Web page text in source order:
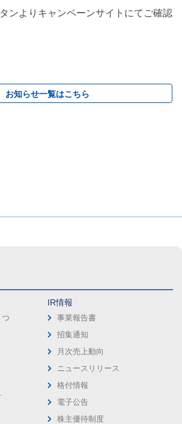
ンよりキャンペーンサイトにてご確認
お知らせ一覧はこちら
IR情報
事業報告書
招集通知
月次売上動向
ニュースリリース
格付情報
電子公告
株主優待制度